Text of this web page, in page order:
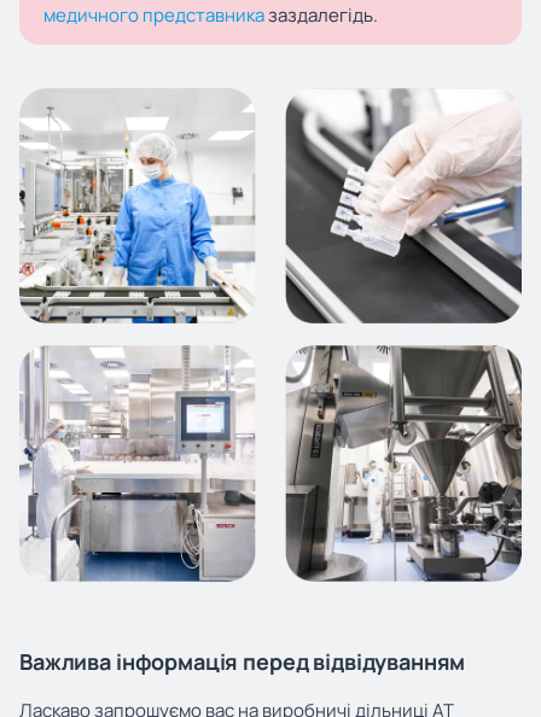
медичного представниказаздалегідь.
Важлива інформація перед відвідуванням
Ласкаво запрошуємо вас на виробничі дільниці АТ